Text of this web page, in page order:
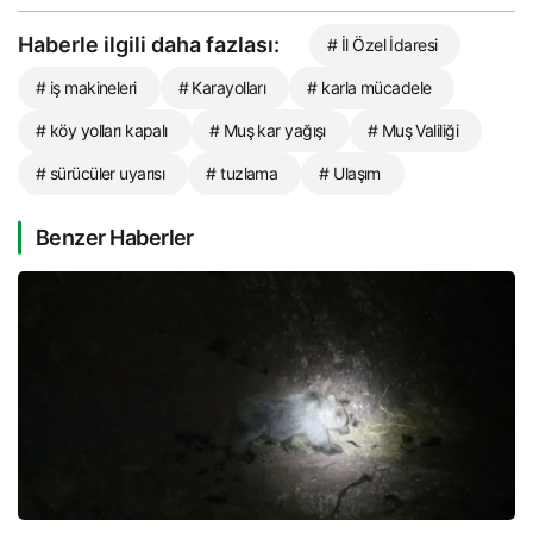
Haberle ilgili daha fazlası: # İl Özel İdaresi
# iş makineleri # Karayolları # karla mücadele
# köy yolları kapalı # Muş kar yağışı # Muş Valiliği
# sürücüler uyarısı # tuzlama # Ulaşım
Benzer Haberler